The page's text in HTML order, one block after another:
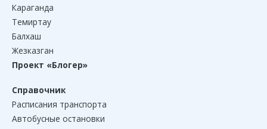
Караганда
Темиртау
Балхаш
Жезказган
Проект «Блогер»
Справочник
Расписания транспорта
Автобусные остановки